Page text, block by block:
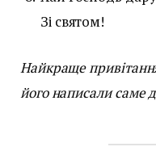
Зі святом!
Найкраще
його написали саме